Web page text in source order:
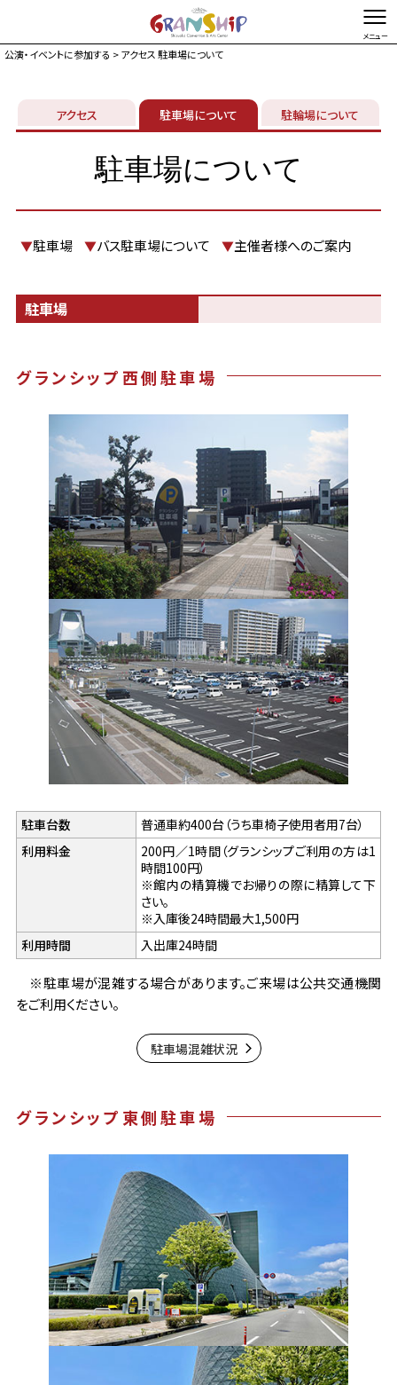
総合TOP お問い合わせ・ご意見 Foreign language
イベントカレンダー
チケット購入
来館案内
グランシップとは
これまでの取り組み
よくある質問
公演・イベントに参加する > アクセス 駐車場について
アクセス 駐車場について 駐輪場について
駐車場について
▼駐車場 ▼バス駐車場について ▼主催者様へのご案内
駐車場
グランシップ西側駐車場
駐車台数
普通車約400台（うち車椅子使用者用7台）
利用料金
200円／1時間（グランシップご利用の方は1
時間100円）
※館内の精算機でお帰りの際に精算して下
さい。
※入庫後24時間最大1,500円
利用時間
入出庫24時間
※駐車場が混雑する場合があります。ご来場は公共交通機関
をご利用ください。
駐車場混雑状況
グランシップ東側駐車場